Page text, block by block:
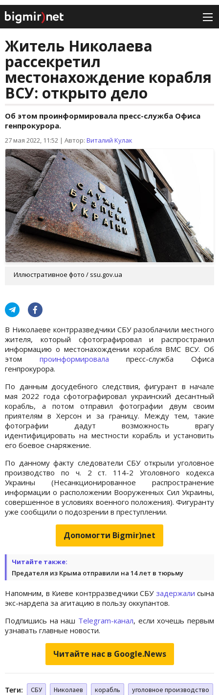
Житель Николаева
рассекретил
местонахождение корабля
ВСУ: открыто дело
Об этом проинформировала пресс-служба Офиса
генпрокурора.
27 мая 2022, 11:52 | Автор: Виталий Кулак
Иллюстративное фото / ssu.gov.ua
В Николаеве контрразведчики СБУ разоблачили местного
жителя, который сфотографировал и распространил
информацию о местонахождении корабля ВМС ВСУ. Об
этом проинформировала пресс-служба Офиса
генпрокурора.
По данным досудебного следствия, фигурант в начале
мая 2022 года сфотографировал украинский десантный
корабль, а потом отправил фотографии двум своим
приятелям в Херсон и за границу. Между тем, такие
фотографии дадут возможность врагу
идентифицировать на местности корабль и установить
его боевое снаряжение.
По данному факту следователи СБУ открыли уголовное
производство по ч. 2 ст. 114-2 Уголовного кодекса
Украины (Несанкционированное распространение
информации о расположении Вооруженных Сил Украины,
совершенное в условиях военного положения). Фигуранту
уже сообщили о подозрении в преступлении.
Допомогти Bigmir)net
Читайте также:
Предателя из Крыма отправили на 14 лет в тюрьму
Напомним, в Киеве контрразведчики СБУ задержали сына
экс-нардепа за агитацию в пользу оккупантов.
Подпишись на наш Telegram-канал, если хочешь первым
узнавать главные новости.
Читайте нас в Google.News
Теги: СБУ Николаев корабль
уголовное производство